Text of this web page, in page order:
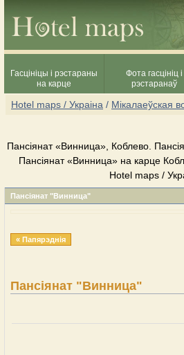
Гасцініцы і рэстараны
на карце
Фота гасцініц і
рэстаранаў
Hotel maps / Украіна / Мікалаеўская
Пансіянат «Винница», Коблево.
Пансіянат «Винница» на карце
Hotel maps /
Пансіянат "Винница"
« Папярэднія
Пансіянат "Винница"